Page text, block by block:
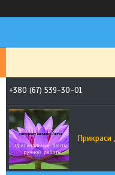
+380 (67) 539-30-01
Прикраси